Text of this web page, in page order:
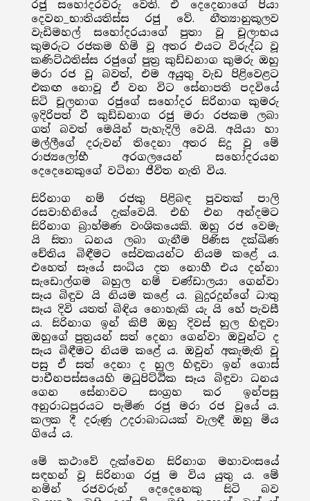
රජු සහෝදරවරු වෙති. ඒ දෙදෙනාගේ පියා
දෙවන_භාතියතිස්ස රජු වේ. නීත්‍යානුකූලව
වැඩිමහල් සහෝදරයාගේ පුතා වූ චූලාභය
කුමරුට රජකම හිමි වූ අතර එයට විරුද්ධ වූ
කණිට්ඨතිස්ස රජුගේ පුත්‍ර කුඩ්ඩනාග කුමරු ඔහු
මරා රජ වූ බවත්, එම අයුතු වැඩ පිළිවෙළට
එකඟ නොවූ ඒ වන විට සේනාපති පදවියේ
සිටි චූලනාග රජුගේ සහෝදර සිරිනාග කුමරු
ඉදිරිපත් වී කුඩ්ඩනාග රජු මරා රජකම ලබා
ගත් බවත් මෙයින් පැහැදිලි වෙයි. අයියා හා
මල්ලීගේ දරුවන් තිදෙනා අතර සිදු වූ මේ
රාජ්‍යලෝභී අරගලයෙන් සහෝදරයන
දෙදෙනෙකුගේ වටිනා ජීවිත නැති විය.
සිරිනාග නම් රජකු පිළිබඳ පුවතක් පාලි
රසවාහිනියේ දැක්වෙයි. එහි එන අන්දමට
සිරිනාග බ්‍රාහ්මණ වංශිකයෙකි. ඔහු රජ වෙමැ
යි සිතා ධනය ලබා ගැනීම පිණිස දක්ඛිණ
චේතිය බිඳීමට සේවකයන්ට නියම කළේ ය.
එහෙත් සෑයේ සංධිය දත නොහී එය දන්නා
සැඩොල්ගම බහුල නම් චණ්ඩාලයා ගෙන්වා
සෑය බිඳුව යි නියම කළේ ය. බුදුරදුන්ගේ ධාතු
සෑය දිවි යතත් බිඳිය නොහැකි යැ යි හේ පැවසී
ය. සිරිනාග ඉන් කිපී ඔහු දිවස් හුල හිඳුවා
ඔහුගේ පුත්‍රයන් සත් දෙනා ගෙන්වා ඔවුන්ට ද
සෑය බිඳීමට නියම කළේ ය. ඔවුන් අකැමැති වූ
පසු ඒ සත් දෙනා ද හුල හිඳුවා ඉන් ගොස්
පාචීනපස්සයෙහි මධුපිට්ඨික සෑය බිඳුවා ධනය
ගෙන සේනාවට සංග්‍රහ කර ඉන්පසු
අනුරාධපුරයට පැමිණ රජු මරා රජ වූයේ ය.
කලක දී දරුණු උදරාබාධයක් වැලඳී ඔහු මිය
ගියේ ය.
මේ කථාවේ දැක්වෙන සිරිනාග මහාවංසයේ
සඳහන් වූ සිරිනාග රජු ම විය යුතු ය. මේ
නමින් රජවරුන් දෙදෙනෙකු සිටි බව